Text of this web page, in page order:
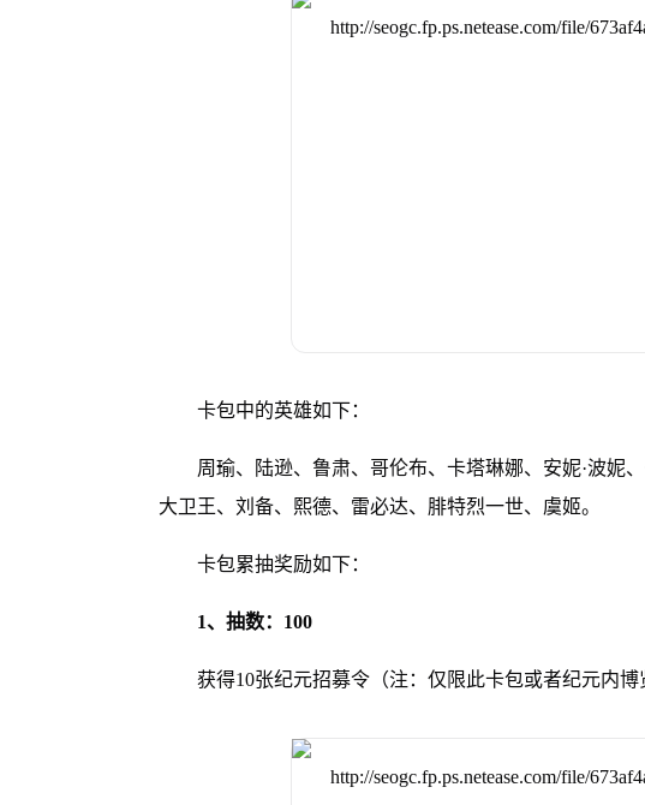
卡包中的英雄如下：
周瑜、陆逊、鲁肃、哥伦布、卡塔琳娜、安妮·波妮
大卫王、刘备、熙德、雷必达、腓特烈一世、虞姬。
卡包累抽奖励如下：
1、抽数：100
获得10张纪元招募令（注：仅限此卡包或者纪元内博